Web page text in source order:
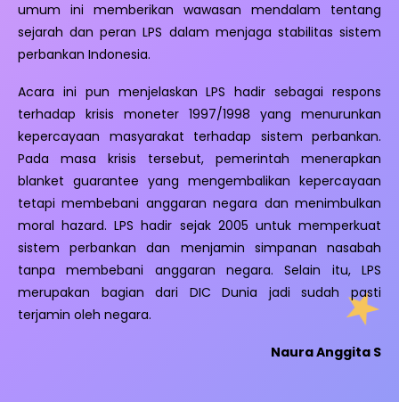
umum ini memberikan wawasan mendalam tentang
sejarah dan peran LPS dalam menjaga stabilitas sistem
perbankan Indonesia.
Acara ini pun menjelaskan LPS hadir sebagai respons
terhadap krisis moneter 1997/1998 yang menurunkan
kepercayaan masyarakat terhadap sistem perbankan.
Pada masa krisis tersebut, pemerintah menerapkan
blanket guarantee yang mengembalikan kepercayaan
tetapi membebani anggaran negara dan menimbulkan
moral hazard. LPS hadir sejak 2005 untuk memperkuat
sistem perbankan dan menjamin simpanan nasabah
tanpa membebani anggaran negara. Selain itu, LPS
merupakan bagian dari DIC Dunia jadi sudah pasti
terjamin oleh negara.
Naura Anggita S